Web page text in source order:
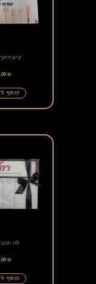
קרש
₪
הוסף
לוח
₪
הוסף